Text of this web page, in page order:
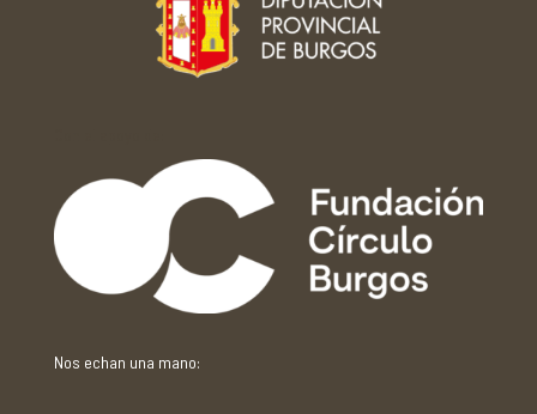
Nos echan una mano: